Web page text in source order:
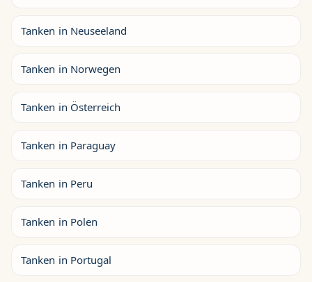
Tanken in Neuseeland
Tanken in Norwegen
Tanken in Österreich
Tanken in Paraguay
Tanken in Peru
Tanken in Polen
Tanken in Portugal